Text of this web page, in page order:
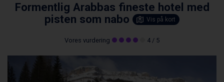
Formentlig Arabbas fineste hotel med
pisten som nabo
Vis på kort
Vores vurdering 4 / 5